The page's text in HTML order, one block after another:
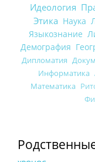
Идеология
Этика Наука
Языкознание
Демография
Дипломатия
Информатика
Математика